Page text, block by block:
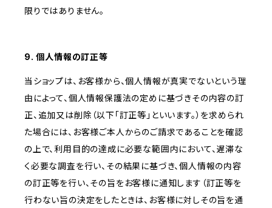
限りではありません。
9. 個人情報の訂正等
当ショップは、お客様から、個人情報が真実でないという理
由によって、個人情報保護法の定めに基づきその内容の訂
正、追加又は削除（以下「訂正等」といいます。）を求められ
た場合には、お客様ご本人からのご請求であることを確認
の上で、利用目的の達成に必要な範囲内において、遅滞な
く必要な調査を行い、その結果に基づき、個人情報の内容
の訂正等を行い、その旨をお客様に通知します（訂正等を
行わない旨の決定をしたときは、お客様に対しその旨を通